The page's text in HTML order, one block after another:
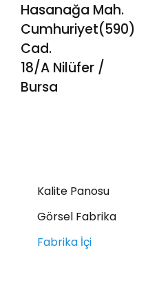
Hasanağa Mah.
Cumhuriyet(590)
Cad.
18/A Nilüfer /
Bursa
Kalite Panosu
Görsel Fabrika
Fabrika İçi